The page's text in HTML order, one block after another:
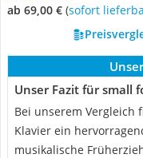
ab 69,00 € ( Sofort
Unser Fazit für small
Bei unserem Vergleich
Klavier ein
musikalische